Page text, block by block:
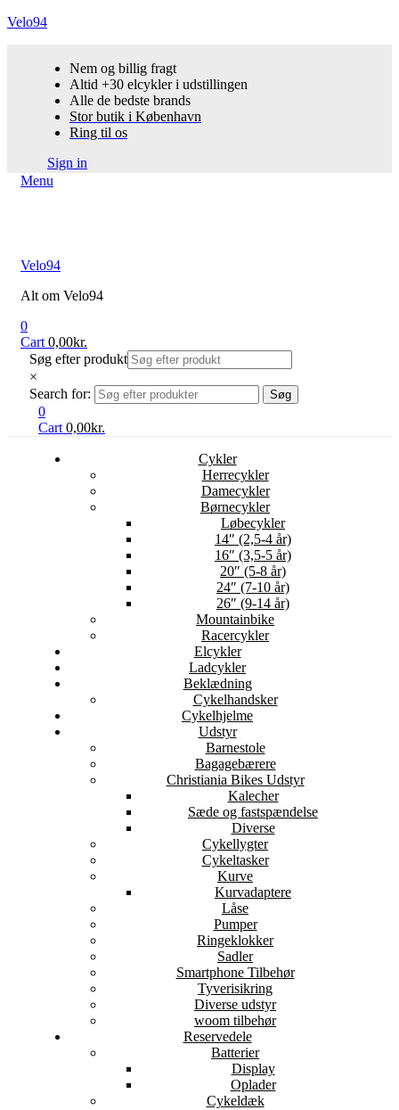
Velo94
Nem og billig fragt
Altid +30 elcykler i udstillingen
Alle de bedste brands
Stor butik i København
Ring til os
Sign in
Menu
Velo94
Alt om Velo94
0
Cart 0,00kr.
Søg efter produkt
×
Search for:
Søg
0
Cart 0,00kr.
Cykler
Herrecykler
Damecykler
Børnecykler
Løbecykler
14″ (2,5-4 år)
16″ (3,5-5 år)
20″ (5-8 år)
24″ (7-10 år)
26″ (9-14 år)
Mountainbike
Racercykler
Elcykler
Ladcykler
Beklædning
Cykelhandsker
Cykelhjelme
Udstyr
Barnestole
Bagagebærere
Christiania Bikes Udstyr
Kalecher
Sæde og fastspændelse
Diverse
Cykellygter
Cykeltasker
Kurve
Kurvadaptere
Låse
Pumper
Ringeklokker
Sadler
Smartphone Tilbehør
Tyverisikring
Diverse udstyr
woom tilbehør
Reservedele
Batterier
Display
Oplader
Cykeldæk